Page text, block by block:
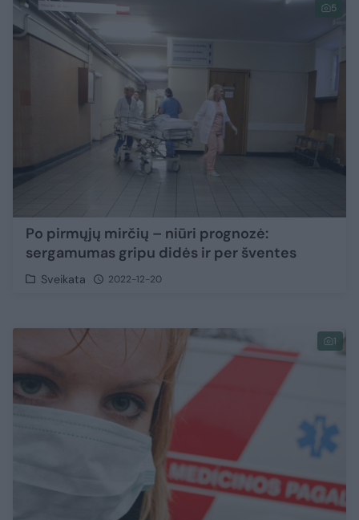
5
Po pirmųjų mirčių – niūri prognozė:
sergamumas gripu didės ir per šventes
Sveikata 2022-12-20
1